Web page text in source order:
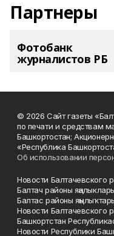
Партнеры
Фотобанк
журналистов РБ
© 2026 Сайт газеты
по печати и средствам
Башкортостан;
«Республика
Об использовании
Новости Балтачевского
Балтач районы
Балтас районы
Новости Балтачевского
Башкортстан
Новости Республики